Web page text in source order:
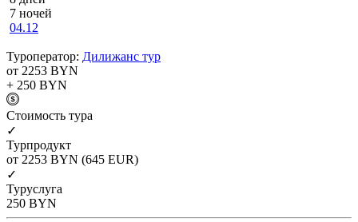
7 ночей
04.12
Туроператор: Дилижанс тур
от 2253 BYN
+ 250 BYN
Cтоимость тура
✓
Турпродукт
от 2253 BYN (645 EUR)
✓
Туруслуга
250 BYN